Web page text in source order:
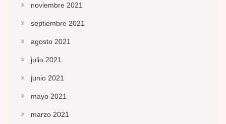
noviembre 2021
septiembre 2021
agosto 2021
julio 2021
junio 2021
mayo 2021
marzo 2021